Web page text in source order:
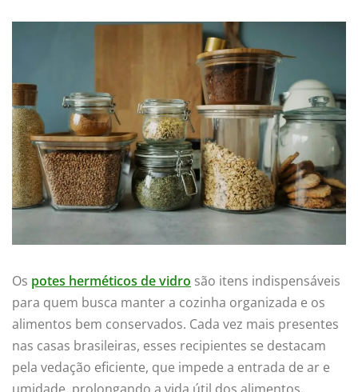
Os potes herméticos de vidro são itens indispensáveis
para quem busca manter a cozinha organizada e os
alimentos bem conservados. Cada vez mais presentes
nas casas brasileiras, esses recipientes se destacam
pela vedação eficiente, que impede a entrada de ar e